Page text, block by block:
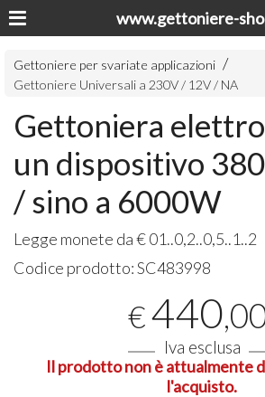
www.gettoniere-
Gettoniere per svariate applicazioni
Gettoniere Universali a 230V / 12V / NA
Gettoniera
un dispositivo
/ sino a 6000W
Legge monete da € 01..0,2..0,5..1..2
Codice prodotto:SC483998
€440
Iva esclusa
Il prodotto non è attualmente
l'acquisto.